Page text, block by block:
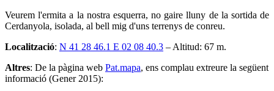
Veurem l'ermita a la nostra esquerra, no gaire lluny de la sortida de
Cerdanyola, isolada, al bell mig d'uns terrenys de conreu.
Localització: N 41 28 46.1 E 02 08 40.3 – Altitud: 67 m.
Altres: De la pàgina web Pat.mapa, ens complau extreure la següent
informació (Gener 2015):